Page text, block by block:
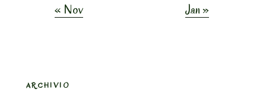
« Nov
Jan »
ARCHIVIO